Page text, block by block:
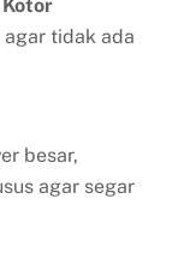
Kotor
agar tidak ada
besar,
agar segar